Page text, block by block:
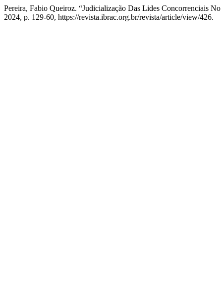
Pereira, Fabio Queiroz. “Judicialização Das Lides Concorrenciais
2024, p. 129-60, https://revista.ibrac.org.br/revista/article/view/426.